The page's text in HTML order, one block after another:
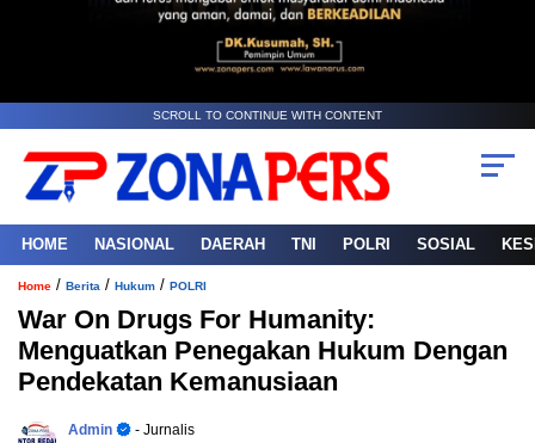
SCROLL TO CONTINUE WITH CONTENT
HOME NASIONAL DAERAH TNI POLRI SOSIAL
Home / Berita / Hukum / POLRI
War On Drugs For Humanity:
Menguatkan Penegakan Hukum Dengan
Pendekatan Kemanusiaan
Admin
- Jurnalis